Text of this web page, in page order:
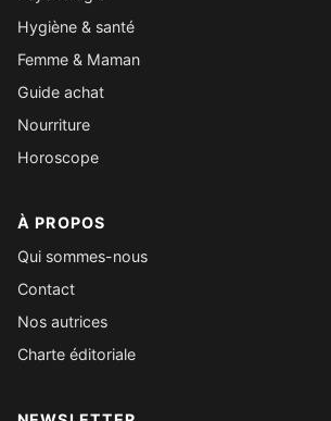
Hygiène & santé
Femme & Maman
Guide achat
Nourriture
Horoscope
À PROPOS
Qui sommes-nous
Contact
Nos autrices
Charte éditoriale